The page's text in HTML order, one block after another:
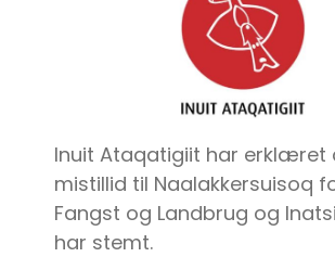
Inuit Ataqatigiit har erklæret
mistillid til Naalakkersuisoq
Fangst og Landbrug og
har stemt.